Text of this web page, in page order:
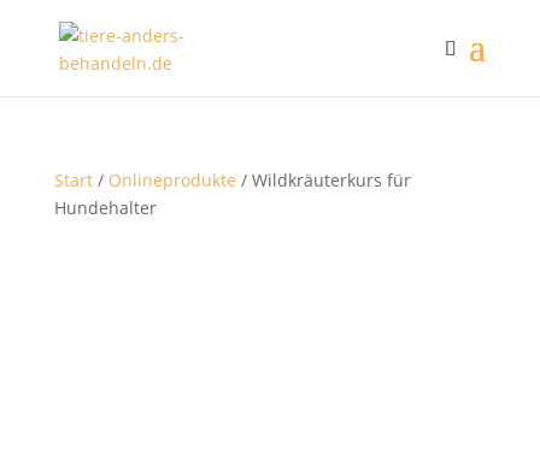
Start/ Onlineprodukte / Wildkräuterkurs für
Hundehalter